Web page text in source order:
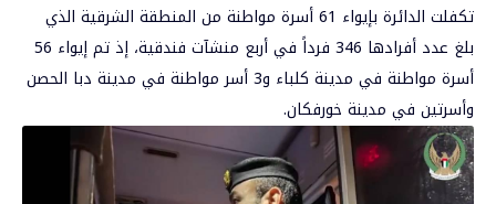
تكفلت الدائرة بإيواء 61 أسرة مواطنة من المنطقة الشرقية الذي
بلغ عدد أفرادها 346 فرداً في أربع منشآت فندقية، إذ تم إيواء 56
أسرة مواطنة في مدينة كلباء و3 أسر مواطنة في مدينة دبا الحصن
وأسرتين في مدينة خورفكان.